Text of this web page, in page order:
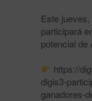
Este
participará
potencial de
https://
digis3-
ganadores-